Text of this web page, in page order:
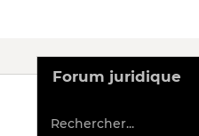
Forum juridique